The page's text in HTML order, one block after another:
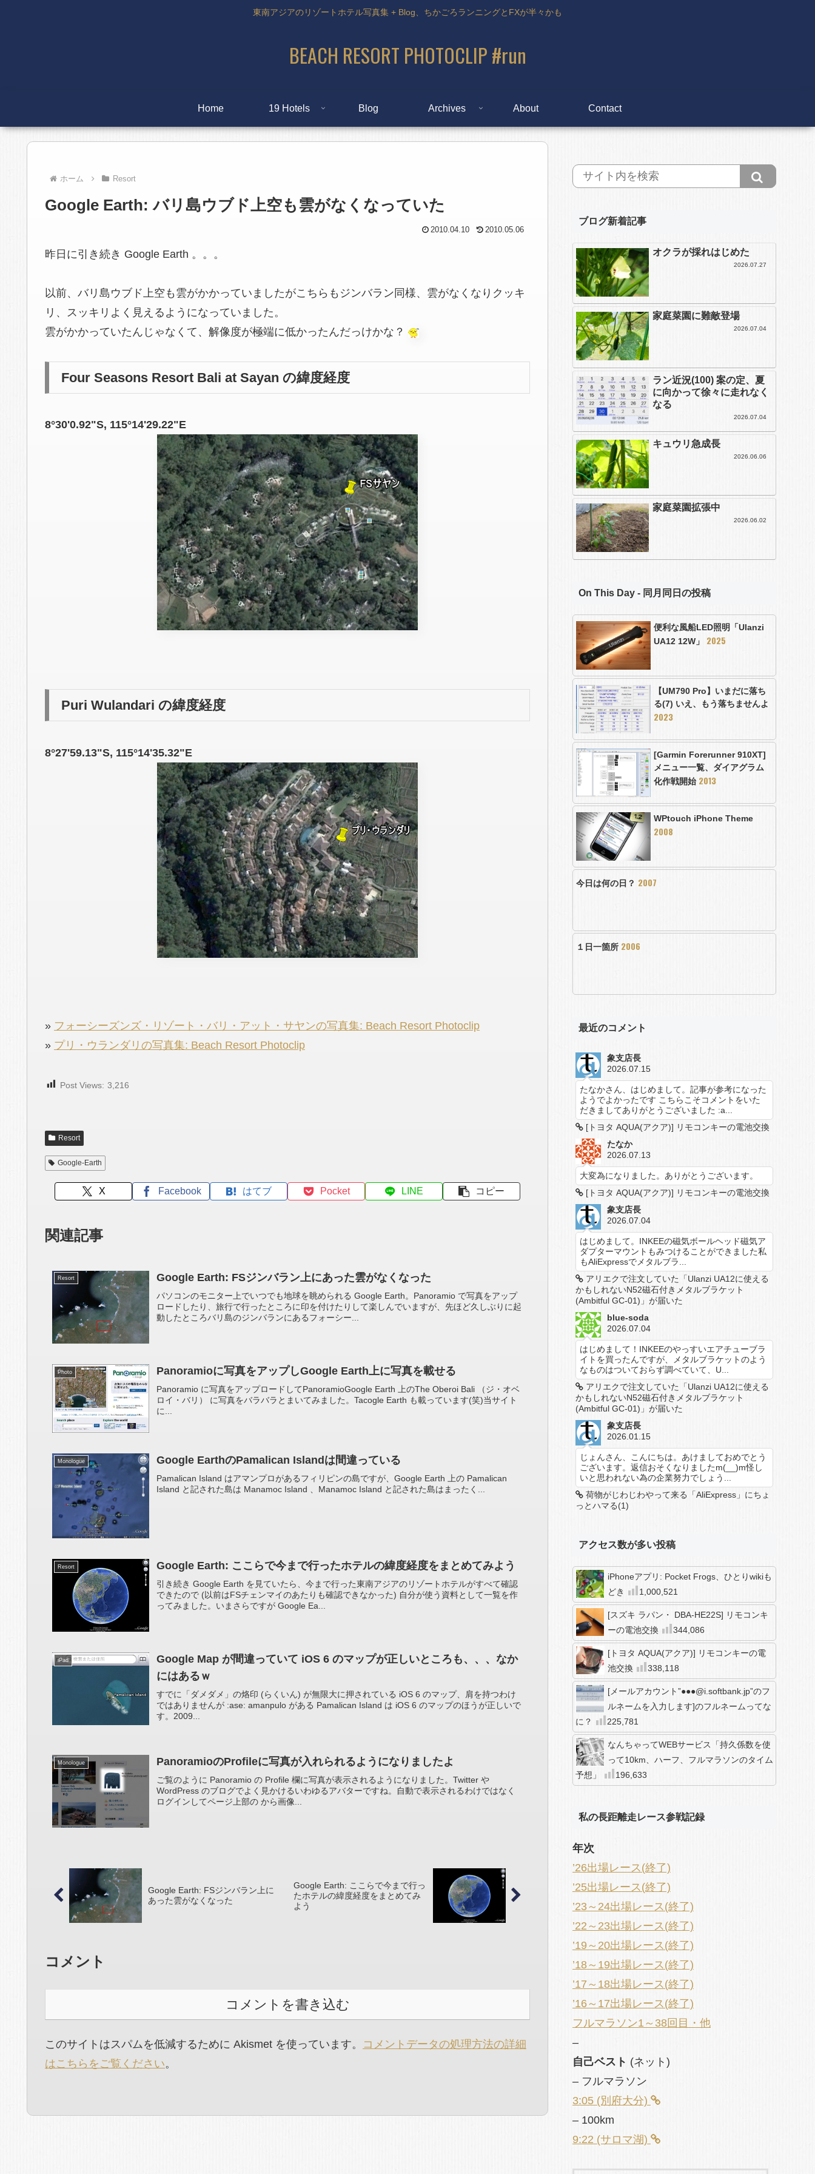
東南アジアのリゾートホテル写真集 + Blog、ちかごろランニングとFXが半々かも
BEACH RESORT PHOTOCLIP #run
Home 19 Hotels Blog Archives About Contact
ホーム Resort
Google Earth: バリ島ウブド上空も雲がなくなっていた
2010.04.10 2010.05.06
昨日に引き続き Google Earth 。。。
以前、バリ島ウブド上空も雲がかかっていましたがこちらもジンバラン同様、雲がなくなりクッキ
リ、スッキリよく見えるようになっていました。
雲がかかっていたんじゃなくて、解像度が極端に低かったんだっけかな？
Four Seasons Resort Bali at Sayan の緯度経度
8°30'0.92"S, 115°14'29.22"E
Puri Wulandari の緯度経度
8°27'59.13"S, 115°14'35.32"E
» フォーシーズンズ・リゾート・バリ・アット・サヤンの写真集: Beach Resort Photoclip
» プリ・ウランダリの写真集: Beach Resort Photoclip
Post Views: 3,216
Resort
Google-Earth
X Facebook はてブ Pocket LINE コピー
関連記事
Resort Google Earth: FSジンバラン上にあった雲がなくなった
パソコンのモニター上でいつでも地球を眺められる Google Earth。Panoramio で写真をアップ
ロードしたり、旅行で行ったところに印を付けたりして楽しんでいますが、先ほど久しぶりに起
動したところバリ島のジンバランにあるフォーシー...
Photo Panoramioに写真をアップしGoogle Earth上に写真を載せる
Panoramio に写真をアップロードしてPanoramioGoogle Earth 上のThe Oberoi Bali （ジ・オベ
ロイ・バリ） に写真をバラバラとまいてみました。Tacogle Earth も載っています(笑)当サイト
に...
Monologue Google EarthのPamalican Islandは間違っている
Pamalican Island はアマンプロがあるフィリピンの島ですが、Google Earth 上の Pamalican
Island と記された島は Manamoc Island 、Manamoc Island と記された島はまったく...
Resort Google Earth: ここらで今まで行ったホテルの緯度経度をまとめてみよう
引き続き Google Earth を見ていたら、今まで行った東南アジアのリゾートホテルがすべて確認
できたので (以前はFSチェンマイのあたりも確認できなかった) 自分が使う資料として一覧を作
ってみました。いまさらですが Google Ea...
iPad
Google Map が間違っていて iOS 6 のマップが正しいところも、、、なか
にはあるｗ
すでに「ダメダメ」の烙印 (らくいん) が無限大に押されている iOS 6 のマップ、肩を持つわけ
ではありませんが :ase: amanpulo がある Pamalican Island は iOS 6 のマップのほうが正しいで
す。2009...
Monologue PanoramioのProfileに写真が入れられるようになりましたよ
ご覧のように Panoramio の Profile 欄に写真が表示されるようになりました。Twitter や
WordPress のブログでよく見かけるいわゆるアバターですね。自動で表示されるわけではなく
ログインしてページ上部の から画像...
Google Earth: FSジンバラン上に
あった雲がなくなった
Google Earth: ここらで今まで行っ
たホテルの緯度経度をまとめてみ
よう
コメント
コメントを書き込む
このサイトはスパムを低減するために Akismet を使っています。 コメントデータの処理方法の詳細
はこちらをご覧ください。
ブログ新着記事
オクラが採れはじめた
2026.07.27
家庭菜園に難敵登場
2026.07.04
ラン近況(100) 案の定、夏
に向かって徐々に走れなく
なる
2026.07.04
キュウリ急成長
2026.06.06
家庭菜園拡張中
2026.06.02
On This Day - 同月同日の投稿
便利な風船LED照明「Ulanzi
UA12 12W」 2025
【UM790 Pro】いまだに落ち
る(7) いえ、もう落ちませんよ
2023
[Garmin Forerunner 910XT]
メニュー一覧、ダイアグラム
化作戦開始 2013
WPtouch iPhone Theme
2008
今日は何の日？ 2007
１日一箇所 2006
最近のコメント
象支店長
2026.07.15
たなかさん、はじめまして。記事が参考になった
ようでよかったです こちらこそコメントをいた
だきましてありがとうございました :a...
[トヨタ AQUA(アクア)] リモコンキーの電池交換
たなか
2026.07.13
大変為になりました。ありがとうございます。
[トヨタ AQUA(アクア)] リモコンキーの電池交換
象支店長
2026.07.04
はじめまして。INKEEの磁気ボールヘッド磁気ア
ダプターマウントもみつけることができました私
もAliExpressでメタルブラ...
アリエクで注文していた「Ulanzi UA12に使える
かもしれないN52磁石付きメタルブラケット
(Ambitful GC-01)」が届いた
blue-soda
2026.07.04
はじめまして！INKEEのやっすいエアチューブラ
イトを買ったんですが、メタルブラケットのよう
なものはついておらず調べていて、U...
アリエクで注文していた「Ulanzi UA12に使える
かもしれないN52磁石付きメタルブラケット
(Ambitful GC-01)」が届いた
象支店長
2026.01.15
じょんさん、こんにちは。あけましておめでとう
ございます。返信おそくなりましたm(__)m怪し
いと思われない為の企業努力でしょう...
荷物がじわじわやって来る「AliExpress」にちょ
っとハマる(1)
アクセス数が多い投稿
iPhoneアプリ: Pocket Frogs、ひとりwikiも
どき
1,000,521
[スズキ ラパン・ DBA-HE22S] リモコンキ
ーの電池交換
344,086
[トヨタ AQUA(アクア)] リモコンキーの電
池交換
338,118
[メールアカウント”●●●@i.softbank.jp”のフ
ルネームを入力します]のフルネームってな
に？
225,781
なんちゃってWEBサービス「持久係数を使
って10km、ハーフ、フルマラソンのタイム
予想」
196,633
私の長距離走レース参戦記録
年次
’26出場レース(終了)
’25出場レース(終了)
’23～24出場レース(終了)
’22～23出場レース(終了)
’19～20出場レース(終了)
’18～19出場レース(終了)
’17～18出場レース(終了)
’16～17出場レース(終了)
フルマラソン1～38回目・他
–
自己ベスト (ネット)
– フルマラソン
3:05 (別府大分)
– 100km
9:22 (サロマ湖)